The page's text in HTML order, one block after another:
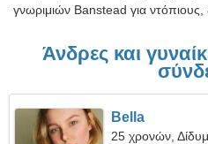
γνωριμιών Banstead για ντόπιους,
Άνδρες και
Bella
25 χρονών,